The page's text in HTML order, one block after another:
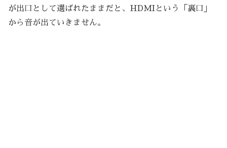
が出口として選ばれたままだと、HDMIという「裏口」
から音が出ていきません。